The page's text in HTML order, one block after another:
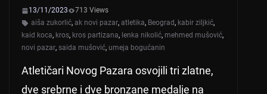
13/11/2023
713 Views
aiša zukorlić, ak novi pazar, atletika, Beograd, kabir ziljkić,
kaid koca, kros, kros partizana, lenka nikolić, mehmed mušović,
novi pazar, saida mušović, umeja bogućanin
Atletičari Novog Pazara osvojili tri zlatne,
dve srebrne i dve bronzane medalje na